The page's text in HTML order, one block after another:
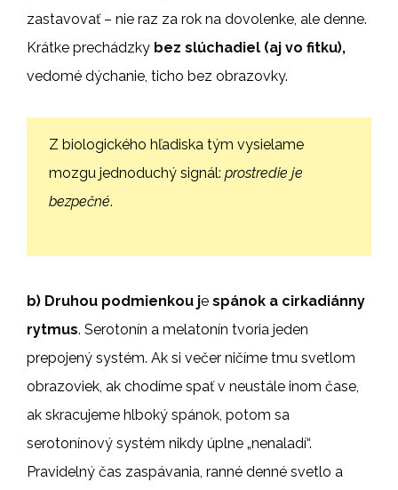
zastavovať – nie raz za rok na dovolenke, ale denne.
Krátke prechádzky bez slúchadiel (aj vo fitku),
vedomé dýchanie, ticho bez obrazovky.
Z biologického hľadiska tým vysielame
mozgu jednoduchý signál: prostredie je
bezpečné.
b) Druhou podmienkou je spánok a cirkadiánny
rytmus. Serotonín a melatonín tvoria jeden
prepojený systém. Ak si večer ničíme tmu svetlom
obrazoviek, ak chodíme spať v neustále inom čase,
ak skracujeme hlboký spánok, potom sa
serotonínový systém nikdy úplne „nenaladí“.
Pravidelný čas zaspávania, ranné denné svetlo a